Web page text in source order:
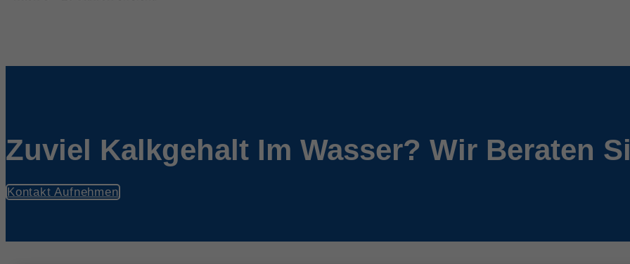
Zuviel Kalkgehalt Im Wasser? Wir Beraten
Kontakt Aufnehmen